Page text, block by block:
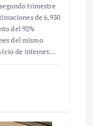
trimestre
de 6,930
del 92%
del mismo
de internet…